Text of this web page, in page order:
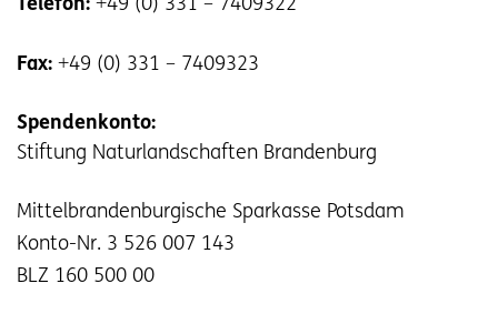
Telefon: +49 (0) 331 – 7409322
Fax: +49 (0) 331 – 7409323
Spendenkonto:
Stiftung Naturlandschaften Brandenburg
Mittelbrandenburgische Sparkasse Potsdam
Konto-Nr. 3 526 007 143
BLZ 160 500 00